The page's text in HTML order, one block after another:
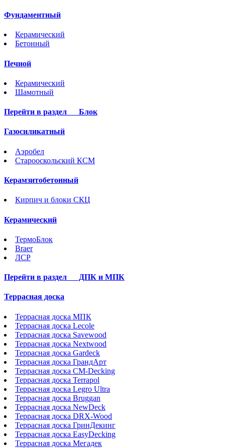
Фундаментный
Керамический
Бетонный
Печной
Керамический
Шамотный
Перейти в раздел Блок
Газосиликатный
Аэробел
Старооскольский КСМ
Керамзитобетонный
Кирпич и блоки СКЦ
Керамический
ТермоБлок
Braer
ЛСР
Перейти в раздел ДПК и МПК
Террасная доска
Террасная доска МПК
Террасная доска Lecole
Террасная доска Savewood
Террасная доска Nextwood
Террасная доска Gardeck
Террасная доска ГрандАрт
Террасная доска CM-Decking
Террасная доска Terrapol
Террасная доска Legro Ultra
Террасная доска Bruggan
Террасная доска NewDeck
Террасная доска DRX-Wood
Террасная доска ГринДекинг
Террасная доска EasyDecking
Террасная доска Мегадек